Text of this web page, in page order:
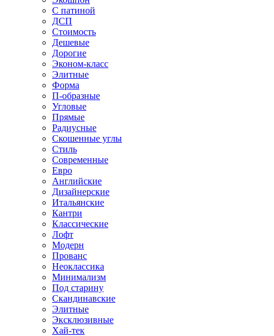
С патиной
ДСП
Стоимость
Дешевые
Дорогие
Эконом-класс
Элитные
Форма
П-образные
Угловые
Прямые
Радиусные
Скошенные углы
Стиль
Современные
Евро
Английские
Дизайнерские
Итальянские
Кантри
Классические
Лофт
Модерн
Прованс
Неоклассика
Минимализм
Под старину
Скандинавские
Элитные
Эксклюзивные
Хай-тек